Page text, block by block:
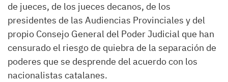
de jueces, de los jueces decanos, de los
presidentes de las Audiencias Provinciales y del
propio Consejo General del Poder Judicial que han
censurado el riesgo de quiebra de la separación de
poderes que se desprende del acuerdo con los
nacionalistas catalanes.